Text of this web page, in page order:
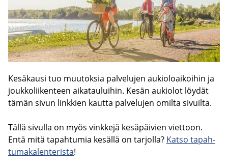
Ke­sä­kausi tuo muu­tok­sia pal­ve­lu­jen au­kio­loai­koi­hin ja
jouk­ko­lii­ken­teen ai­ka­tau­lui­hin. Kesän au­kio­lot löy­dät
tämän sivun link­kien kaut­ta pal­ve­lu­jen omil­ta si­vuil­ta.
Tällä si­vul­la on myös vink­ke­jä ke­sä­päi­vien viet­toon.
Entä mitä ta­pah­tu­mia ke­säl­lä on tar­jol­la? Katso ta­pah­
tu­ma­ka­len­te­ris­ta!